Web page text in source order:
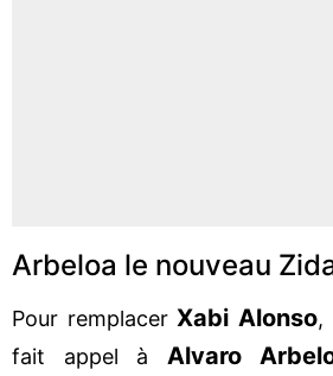
Arbeloa le nouveau
Pour remplacerXabi Alonso,
fait appel à Alvaro